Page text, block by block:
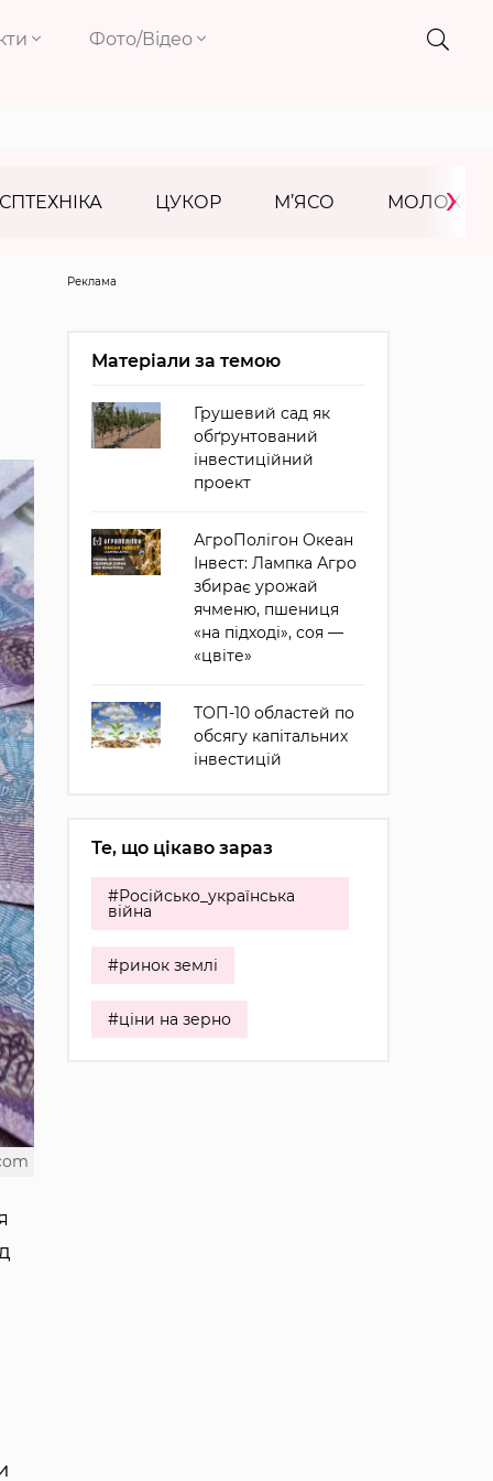
Фото/Відео
ЦУКОР М’ЯСО МОЛОКО
›
Реклама
Матеріали за темою
Грушевий сад як
обґрунтований
інвестиційний
проект
АгроПолігон Океан
Інвест: Лампка Агро
збирає урожай
ячменю, пшениця
«на підході», соя —
«цвіте»
ТОП-10 областей по
обсягу капітальних
інвестицій
Те, що цікаво зараз
#Російсько_українська
війна
#ринок землі
#ціни на зерно